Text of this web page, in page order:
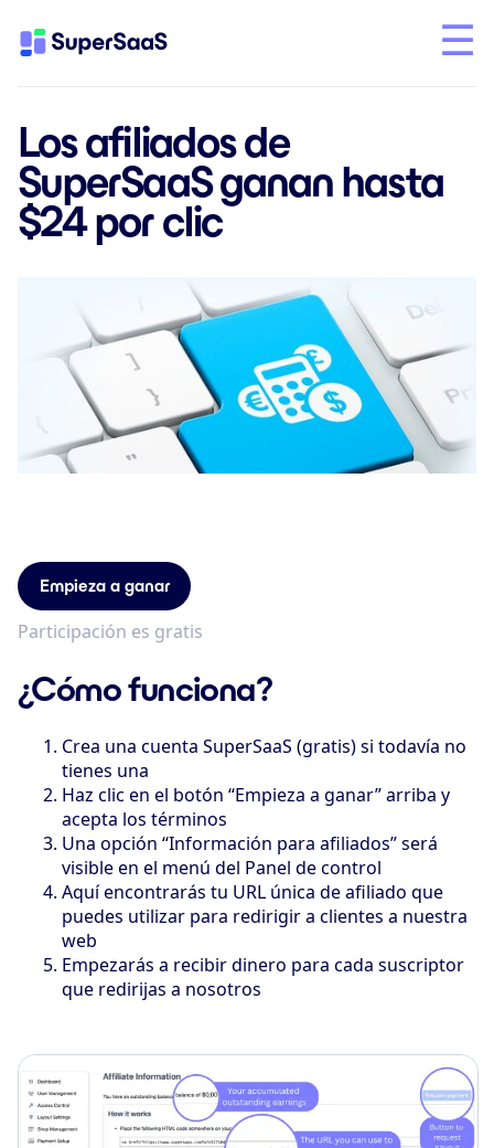
Los afiliados de
SuperSaaS ganan hasta
$24 por clic
Empieza a ganar
Participación es gratis
¿Cómo funciona?
Crea una cuenta SuperSaaS (gratis) si todavía no
tienes una
Haz clic en el botón “Empieza a ganar” arriba y
acepta los términos
Una opción “Información para afiliados” será
visible en el menú del Panel de control
Aquí encontrarás tu URL única de afiliado que
puedes utilizar para redirigir a clientes a nuestra
web
Empezarás a recibir dinero para cada suscriptor
que redirijas a nosotros